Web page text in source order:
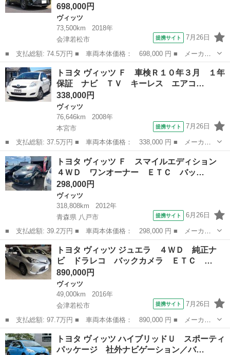
698,000円
ヴィッツ
73,500km
2018年
会津若松市
提携サイト 7月26日
■ 支払総額: 74.5万円 ■ 車両本体価格： 698,000 円 ■ メーカー
名： トヨタ ■ 車種名： ヴィッツ ■ グレード名： Ｆ ２Ｗ
Ｄ 衝突被害軽減システム レーンアシスト オートハイビーム ド
ラレコ バック...
福島 会津若松市 ヴィッツ
トヨタ ヴィッツ Ｆ 車検Ｒ１０年３月 １年
保証 ナビ ＴＶ キーレス エアコ…
338,000円
ヴィッツ
76,646km
2008年
本宮市
提携サイト 7月26日
■ 支払総額: 37.5万円 ■ 車両本体価格： 338,000 円 ■ メーカー
名： トヨタ ■ 車種名： ヴィッツ ■ グレード名： Ｆ 車検Ｒ
１０年３月 １年保証 ナビ ＴＶ キーレス エアコン パワース
テアリング ...
福島 本宮市 ヴィッツ
トヨタ ヴィッツ Ｆ スマイルエディション
４ＷＤ ワンオーナー ＥＴＣ バッ…
298,000円
ヴィッツ
318,808km
2012年
青森県 八戸市
提携サイト 6月26日
■ 支払総額: 39.2万円 ■ 車両本体価格： 298,000 円 ■ メーカー
名： トヨタ ■ 車種名： ヴィッツ ■ グレード名： Ｆ スマイ
ルエディション ４ＷＤ ワンオーナー ＥＴＣ バックカメラ ナ
ビ ＴＶ ア...
青森 八戸市 ヴィッツ
トヨタ ヴィッツ ジュエラ ４ＷＤ 純正ナ
ビ ドラレコ バックカメラ ＥＴＣ …
890,000円
ヴィッツ
49,000km
2016年
会津若松市
提携サイト 7月26日
■ 支払総額: 97.7万円 ■ 車両本体価格： 890,000 円 ■ メーカー
名： トヨタ ■ 車種名： ヴィッツ ■ グレード名： ジュエラ
４ＷＤ 純正ナビ ドラレコ バックカメラ ＥＴＣ 衝突被害軽減
装置 ＬＥＤ...
福島 会津若松市 ヴィッツ
トヨタ ヴィッツ ハイブリッドＵ スポーティ
パッケージ 社外ナビゲーション／バ…